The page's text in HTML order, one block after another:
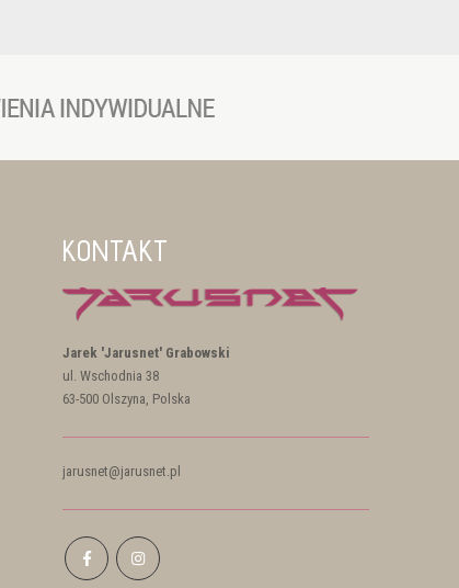
KONTAKT
Jarek 'Jarusnet' Grabowski
ul. Wschodnia 38
63-500 Olszyna, Polska
jarusnet@jarusnet.pl